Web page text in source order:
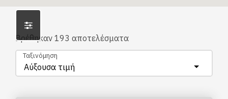
Βρέθηκαν 193 αποτελέσματα
Αύξουσα τιμή
Ταξινόμηση